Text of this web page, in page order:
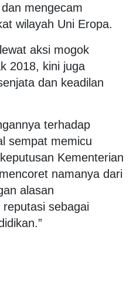
mengecam
wilayah Uni Eropa.
aksi mogok
2018, kini juga
dan keadilan
terhadap
sempat memicu
Kementerian
namanya dari
alasan
sebagai